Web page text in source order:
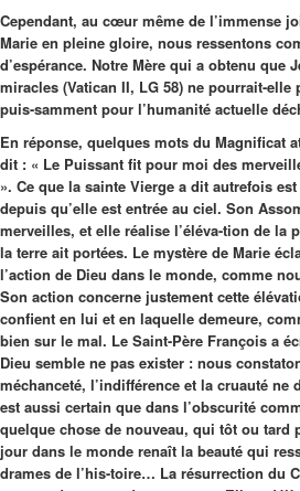
Cependant, au cœur même de l’immense
Marie en pleine gloire, nous ressentons
d’espérance. Notre Mère qui a obtenu que
miracles (Vatican II, LG 58) ne pourrait-
puis-samment pour l’humanité actuelle
En réponse, quelques mots du Magnificat
dit : « Le Puissant fit pour moi des
». Ce que la sainte Vierge a dit autrefois
depuis qu’elle est entrée au ciel. Son
merveilles, et elle réalise l’éléva-tion de la
la terre ait portées. Le mystère de Marie
l’action de Dieu dans le monde, comme
Son action concerne justement cette
confient en lui et en laquelle demeure,
bien sur le mal. Le Saint-Père François a
Dieu semble ne pas exister : nous
méchanceté, l’indifférence et la cruauté
est aussi certain que dans l’obscurité
quelque chose de nouveau, qui tôt ou
jour dans le monde renaît la beauté qui
drames de l’his-toire… La résurrection du